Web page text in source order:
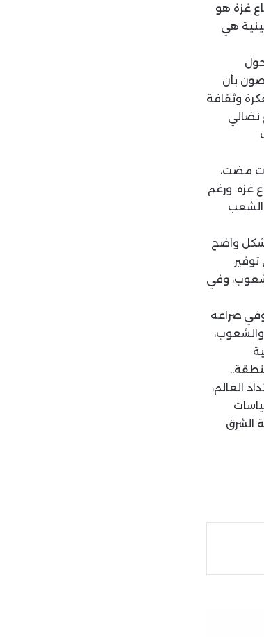
غزة هو
هي
بأن
وثقافة
نضالي
مضت،
غزه. ورغم
الشعب
واضح
وفي
صراعه
والشعوب،
العالم،
الشرق